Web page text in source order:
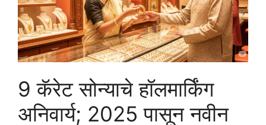
9 कॅरेट सोन्याचे हॉलमार्किंग
अनिवार्य; 2025 पासून नवीन